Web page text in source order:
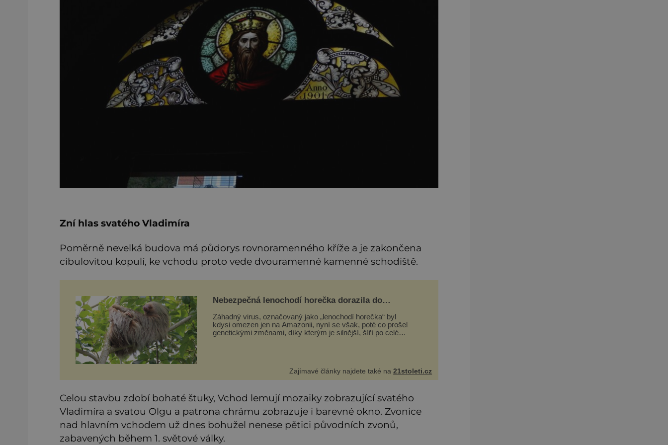
Zní hlas svatého Vladimíra
Poměrně nevelká budova má půdorys rovnoramenného kříže a je zakončena
cibulovitou kopulí, ke vchodu proto vede dvouramenné kamenné schodiště.
Nebezpečná lenochodí horečka dorazila do
Záhadný virus, označovaný jako „lenochodí horečka“ byl
kdysi omezen jen na Amazonii, nyní se však, poté co prošel
genetickými změnami, díky kterým je silnější, šíří po celé
Zajímavé články najdete také na21stoleti.cz
Celou stavbu zdobí bohaté štuky, Vchod lemují mozaiky zobrazující svatého
Vladimíra a svatou Olgu a patrona chrámu zobrazuje i barevné okno. Zvonice
nad hlavním vchodem už dnes bohužel nenese pětici původních zvonů,
zabavených během 1. světové války.